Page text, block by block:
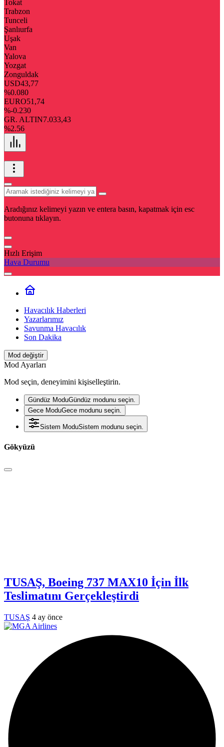
Tokat
Trabzon
Tunceli
Şanlıurfa
Uşak
Van
Yalova
Yozgat
Zonguldak
USD43,77
%0.080
EURO51,74
%-0.230
GR. ALTIN7.033,43
%2.56
Aradığınız kelimeyi yazın ve entera basın, kapatmak için esc
butonuna tıklayın.
Hızlı Erişim
Hava Durumu
Havacılık Haberleri
Yazarlarımız
Savunma Havacılık
Son Dakika
Mod değiştir
Mod Ayarları
Mod seçin, deneyimini kişiselleştirin.
Gündüz ModuGündüz modunu seçin.
Gece ModuGece modunu seçin.
Sistem ModuSistem modunu seçin.
Gökyüzü
TUSAŞ, Boeing 737 MAX10 İçin İlk
Teslimatını Gerçekleştirdi
TUSAŞ 4 ay önce